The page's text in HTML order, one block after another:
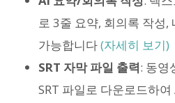
로 3줄 요약, 회의록 작성,
가능합니다(자세히 보기)
SRT 자막 파일 출력: 동영
SRT 파일로 다운로드하